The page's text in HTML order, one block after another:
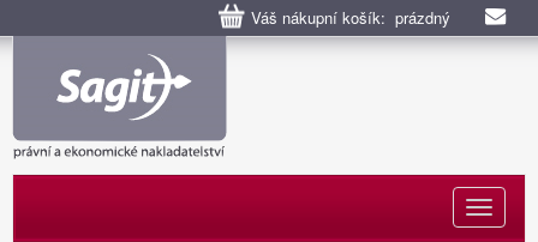
Váš nákupní košík: prázdný